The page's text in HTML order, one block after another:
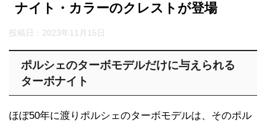
ナイト・カラーのクレストが登場
投稿日： 2023年11月15日
ポルシェのターボモデルだけに与えられる
ターボナイト
ほぼ50年に渡りポルシェのターボモデルは、そのポル